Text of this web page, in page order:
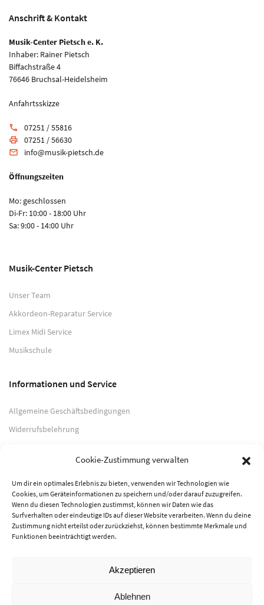
Cookie-Zustimmung verwalten
Um dir ein optimales Erlebnis zu bieten, verwenden wir Technologien wie
Cookies, um Geräteinformationen zu speichern und/oder darauf zuzugreifen.
Wenn du diesen Technologien zustimmst, können wir Daten wie das
Surfverhalten oder eindeutige IDs auf dieser Website verarbeiten. Wenn du deine
Zustimmung nicht erteilst oder zurückziehst, können bestimmte Merkmale und
Funktionen beeinträchtigt werden.
Akzeptieren
Ablehnen
Anschrift & Kontakt
Musik-Center Pietsch e. K.
Inhaber: Rainer Pietsch
Biffachstraße 4
76646 Bruchsal-Heidelsheim
Anfahrtsskizze
phone 07251 / 55816
print 07251 / 56630
email info@musik-pietsch.de
Öffnungszeiten
Mo: geschlossen
Di-Fr: 10:00 - 18:00 Uhr
Sa: 9:00 - 14:00 Uhr
Musik-Center Pietsch
Unser Team
Akkordeon-Reparatur Service
Limex Midi Service
Musikschule
Informationen und Service
Allgemeine Geschäftsbedingungen
Widerrufsbelehrung
Datenschutzerklärung
Zahlungsarten
PayPal